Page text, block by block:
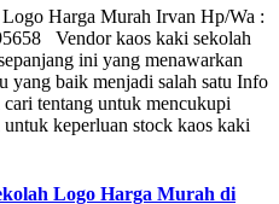
Harga Murah Irvan Hp/Wa :
Vendor kaos kaki sekolah
ini yang menawarkan
yang baik menjadi salah satu Info
tentang untuk mencukupi
keperluan stock kaos kaki
Logo Harga Murah di